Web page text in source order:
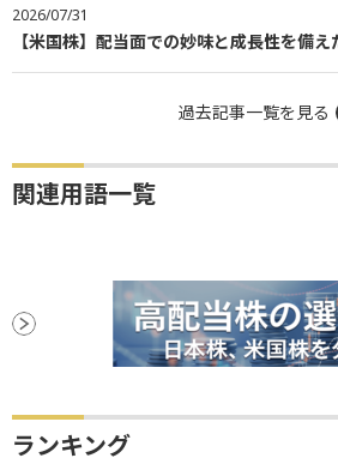
2026/07/31
【米国株】配当面での妙味と成長性を備え
過去記事一覧を見る
関連用語一覧
ランキング